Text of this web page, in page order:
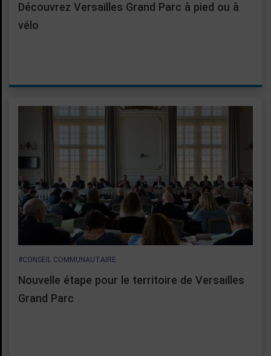
Découvrez Versailles Grand Parc à pied ou à
vélo
#CONSEIL COMMUNAUTAIRE
Nouvelle étape pour le territoire de Versailles
Grand Parc